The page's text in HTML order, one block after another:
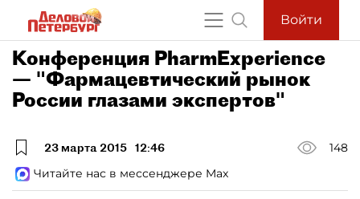
Войти
Конференция PharmExperience
— "Фармацевтический рынок
России глазами экспертов"
23 марта 2015 12:46
148
Читайте нас в мессенджере Max